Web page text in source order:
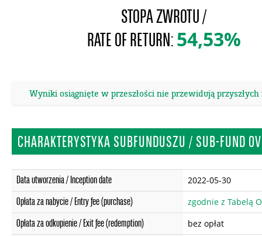
STOPA ZWROTU /
RATE OF RETURN:54,53%
Wyniki osiągnięte w przeszłości nie przewidują
CHARAKTERYSTYKA SUBFUNDUSZU / SUB-FUND
Data utworzenia / Inception date 2022-05-30
Opłata za nabycie / Entry fee (purchase) zgodnie z Tabelą
Opłata za odkupienie / Exit fee (redemption) bez opłat